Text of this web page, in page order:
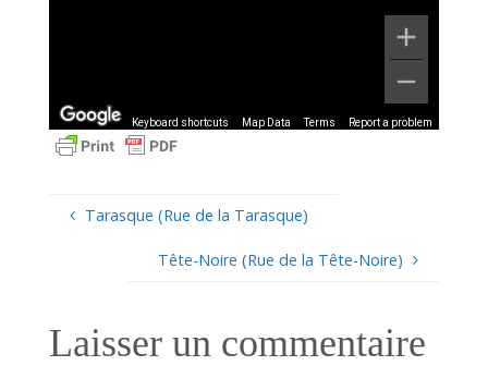
Keyboard shortcuts Map Data Terms Report a problem
Tarasque (Rue de la Tarasque)
Tête-Noire (Rue de la Tête-Noire)
Laisser un commentaire